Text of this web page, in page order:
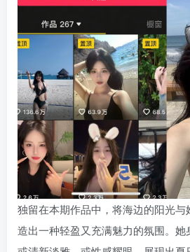
独留在本期作品中，将海边的阳光
造出一种轻盈又充满魅力的氛围。她